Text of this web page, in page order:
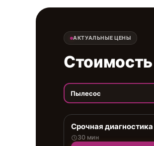
АКТУАЛЬНЫЕ ЦЕНЫ
Пылесос
Срочная диагностика
30 мин